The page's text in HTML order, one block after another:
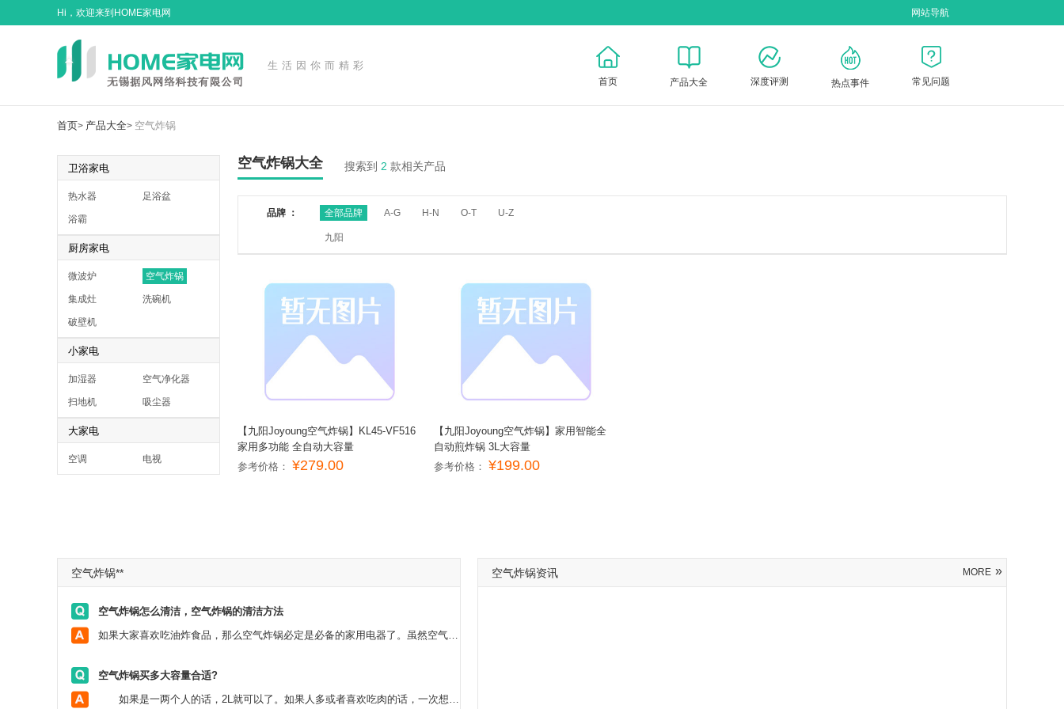
Hi，欢迎来到HOME家电网 网站导航
生活因你而精彩
首页 产品大全 深度评测 热点事件 常见问题
首页> 产品大全> 空气炸锅
卫浴家电
热水器 足浴盆
浴霸
厨房家电
微波炉 空气炸锅
集成灶 洗碗机
破壁机
小家电
加湿器 空气净化器
扫地机 吸尘器
大家电
空调 电视
空气炸锅大全 搜索到 2 款相关产品
品牌 ： 全部品牌 A-G H-N O-T U-Z
九阳
【九阳Joyoung空气炸锅】KL45-VF516
家用多功能 全自动大容量
参考价格： ¥279.00
【九阳Joyoung空气炸锅】家用智能全
自动煎炸锅 3L大容量
参考价格： ¥199.00
空气炸锅**
空气炸锅怎么清洁，空气炸锅的清洁方法
如果大家喜欢吃油炸食品，那么空气炸锅必定是必备的家用电器了。虽然空气炸锅的使用很方便，而且做出来的食物也很健康，但是我们还是要注意对空气炸锅进行清洁的工作。空气炸锅的清洁很简单，我们需要在使用完毕以后放入一些热水浸泡一下，这样能够更好的***油污，另外我们还可以准备一些专门清洁的刷子来刷洗空气炸锅。因为专门配备的刷子能够更容易清洗空气炸锅。
空气炸锅买多大容量合适?
如果是一两个人的话，2L就可以了。如果人多或者喜欢吃肉的话，一次想做更多的事情的话，家用空气炸锅的容量比较好是10L。现在网上的10L特别大，整只鸡没有压力，可以让朋友开烤肉party。
空气炸锅资讯 MORE »